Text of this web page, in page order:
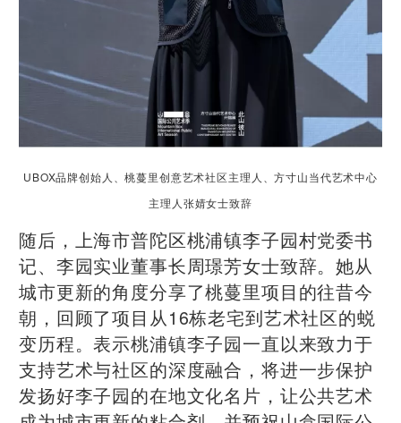
UBOX品牌创始人、桃蔓里创意艺术社区主理人、方寸山当代艺术中心
主理人张婧女士致辞
随后，上海市普陀区桃浦镇李子园村党委书
记、李园实业董事长周璟芳女士致辞。她从
城市更新的角度分享了桃蔓里项目的往昔今
朝，回顾了项目从16栋老宅到艺术社区的蜕
变历程。表示桃浦镇李子园一直以来致力于
支持艺术与社区的深度融合，将进一步保护
发扬好李子园的在地文化名片，让公共艺术